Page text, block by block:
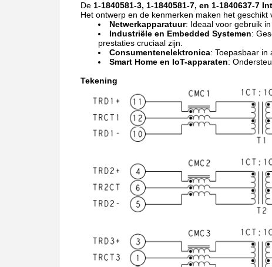
De 1-1840581-3, 1-1840581-7, en 1-1840637-7
Het ontwerp en de kenmerken maken het
Netwerkapparatuur: Ideaal voor gebruik
Industriële en Embedded Systemen:
prestaties cruciaal zijn.
Consumentenelektronica: Toepasbaar in
Smart Home en IoT-apparaten:
Tekening